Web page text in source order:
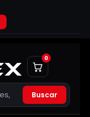
Buscar
0